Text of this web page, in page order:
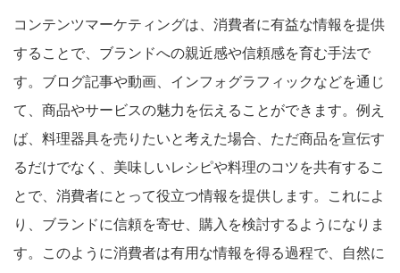
コンテンツマーケティングは、消費者に有益な情報を提供
することで、ブランドへの親近感や信頼感を育む手法で
す。ブログ記事や動画、インフォグラフィックなどを通じ
て、商品やサービスの魅力を伝えることができます。例え
ば、料理器具を売りたいと考えた場合、ただ商品を宣伝す
るだけでなく、美味しいレシピや料理のコツを共有するこ
とで、消費者にとって役立つ情報を提供します。これによ
り、ブランドに信頼を寄せ、購入を検討するようになりま
す。このように消費者は有用な情報を得る過程で、自然に